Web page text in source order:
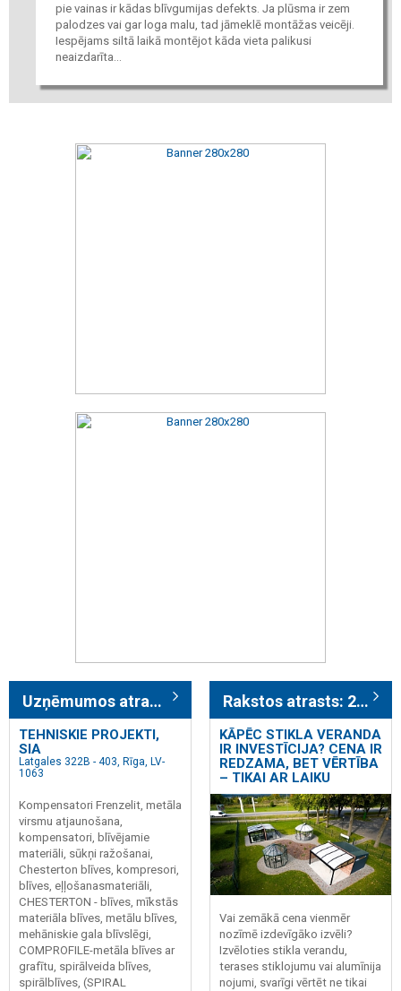
pie vainas ir kādas blīvgumijas defekts. Ja plūsma ir zem
palodzes vai gar loga malu, tad jāmeklē montāžas veicēji.
Iespējams siltā laikā montējot kāda vieta palikusi
neaizdarīta...
Uzņēmumos atrasts: 4799
TEHNISKIE PROJEKTI,
SIA
Latgales 322B - 403, Rīga, LV-
1063
Kompensatori Frenzelit, metāla
virsmu atjaunošana,
kompensatori, blīvējamie
materiāli, sūkņi ražošanai,
Chesterton blīves, kompresori,
blīves, eļļošanasmateriāli,
CHESTERTON - blīves, mīkstās
materiāla blīves, metālu blīves,
mehāniskie gala blīvslēgi,
COMPROFILE-metāla blīves ar
grafītu, spirālveida blīves,
spirālblīves, (SPIRAL
Rakstos atrasts: 2769
KĀPĒC STIKLA VERANDA
IR INVESTĪCIJA? CENA IR
REDZAMA, BET VĒRTĪBA
– TIKAI AR LAIKU
Vai zemākā cena vienmēr
nozīmē izdevīgāko izvēli?
Izvēloties stikla verandu,
terases stiklojumu vai alumīnija
nojumi, svarīgi vērtēt ne tikai